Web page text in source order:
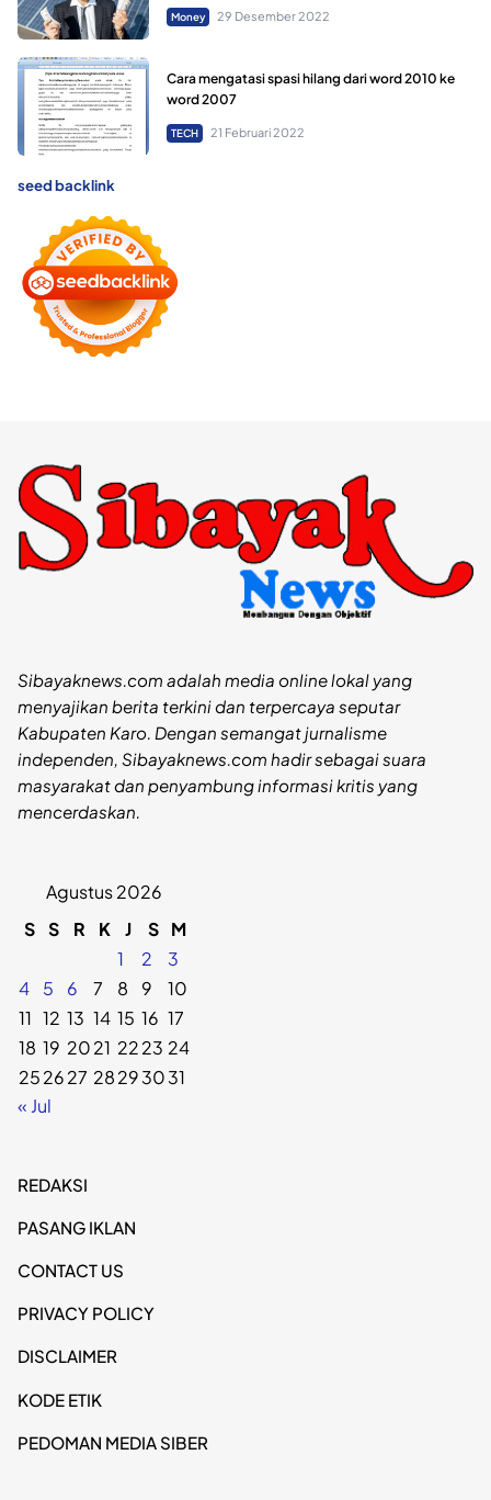
Money 29 Desember 2022
Cara mengatasi spasi hilang dari word 2010 ke
word 2007
TECH 21 Februari 2022
seed backlink
Sibayaknews.com adalah media online lokal yang
menyajikan berita terkini dan terpercaya seputar
Kabupaten Karo. Dengan semangat jurnalisme
independen, Sibayaknews.com hadir sebagai suara
masyarakat dan penyambung informasi kritis yang
mencerdaskan.
Agustus 2026
S S R K J S M
1
2
3
4
5 6 7 8 9
10
11 12 13 14 15 16 17
18 19 2021 2223 24
252627 28293031
« Jul
REDAKSI
PASANG IKLAN
CONTACT US
PRIVACY POLICY
DISCLAIMER
KODE ETIK
PEDOMAN MEDIA SIBER